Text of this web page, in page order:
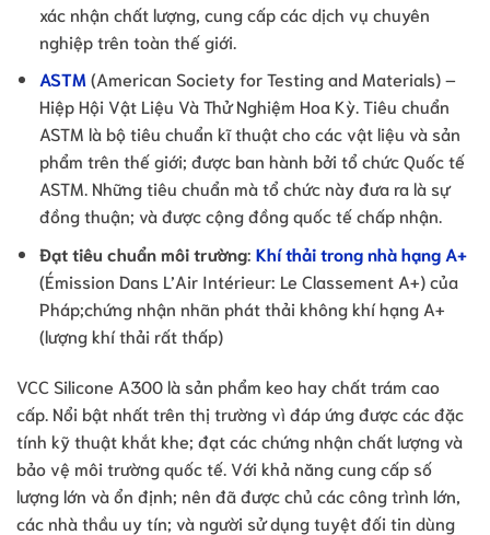
xác nhận chất lượng, cung cấp các dịch vụ chuyên
nghiệp trên toàn thế giới.
ASTM (American Society for Testing and Materials) –
Hiệp Hội Vật Liệu Và Thử Nghiệm Hoa Kỳ. Tiêu chuẩn
ASTM là bộ tiêu chuẩn kĩ thuật cho các vật liệu và sản
phẩm trên thế giới; được ban hành bởi tổ chức Quốc tế
ASTM. Những tiêu chuẩn mà tổ chức này đưa ra là sự
đồng thuận; và được cộng đồng quốc tế chấp nhận.
Đạt tiêu chuẩn môi trường: Khí thải trong nhà hạng A+
(Émission Dans L’Air Intérieur: Le Classement A+) của
Pháp;chứng nhận nhãn phát thải không khí hạng A+
(lượng khí thải rất thấp)
VCC Silicone A300 là sản phẩm keo hay chất trám cao
cấp. Nổi bật nhất trên thị trường vì đáp ứng được các đặc
tính kỹ thuật khắt khe; đạt các chứng nhận chất lượng và
bảo vệ môi trường quốc tế. Với khả năng cung cấp số
lượng lớn và ổn định; nên đã được chủ các công trình lớn,
các nhà thầu uy tín; và người sử dụng tuyệt đối tin dùng